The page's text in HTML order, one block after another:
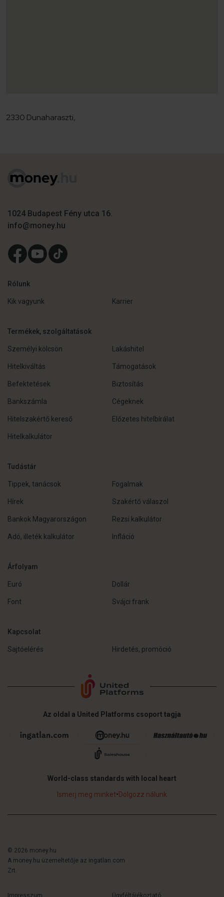
2330 Dunaharaszti,
1024 Budapest Fény utca 16.
info@money.hu
Rólunk
Kik vagyunk Karrier
Termékek, szolgáltatások
Személyi kölcsön Lakáshitel
Hitelkiváltás Támogatások
Befektetések Biztosítás
Bankszámla Cégeknek
Hitelszakértő kereső Előzetes hitelbírálat
Hitelkalkulátor
Tudástár
Tippek, tanácsok Fogalmak
Hírek Szakértő válaszol
Bankok Magyarországon Rezsi kalkulátor
Adó, illeték kalkulátor Infláció
Árfolyam
Euró Dollár
Font Svájci frank
Kapcsolat
Sajtóelérés Hirdetés, promóció
Az oldal a United Platforms csoport tagja
World-class standards with local heart
Ismerj meg minket•Dolgozz nálunk
© 2026 money.hu
A money.hu üzemeltetője az ingatlan.com
Zrt.
Impresszum Ügyféltájékoztató